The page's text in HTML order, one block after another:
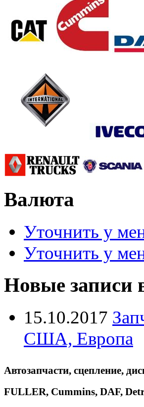
Валюта
Уточнить у
Уточнить у
Новые записи
15.10.2017
США, Европа
Автозапчасти, сцепление,
FULLER, Cummins, DAF,